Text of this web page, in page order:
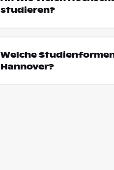
studieren?
Welche
Hannover?